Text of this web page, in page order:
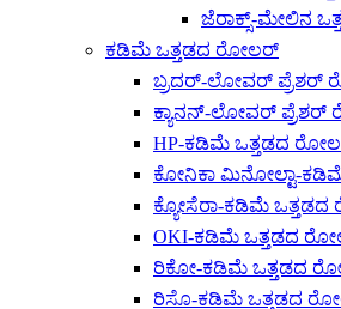
ಜೆರಾಕ್ಸ್-ಮೇಲಿನ
ಕಡಿಮೆ ಒತ್ತಡದ ರೋಲರ್
ಬ್ರದರ್-ಲೋವರ್ ಪ್ರೆಶರ್
ಕ್ಯಾನನ್-ಲೋವರ್ ಪ್ರೆಶರ್
HP-ಕಡಿಮೆ ಒತ್ತಡದ
ಕೋನಿಕಾ ಮಿನೋಲ್ಟಾ-
ಕ್ಯೋಸೆರಾ-ಕಡಿಮೆ
OKI-ಕಡಿಮೆ ಒತ್ತಡದ
ರಿಕೋ-ಕಡಿಮೆ ಒತ್ತಡದ
ರಿಸೊ-ಕಡಿಮೆ ಒತ್ತಡದ